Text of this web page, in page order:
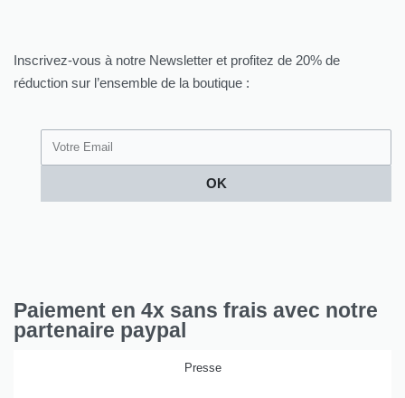
Inscrivez-vous à notre Newsletter et profitez de 20% de
réduction sur l’ensemble de la boutique :
OK
Paiement en 4x sans frais avec notre
partenaire paypal
Presse